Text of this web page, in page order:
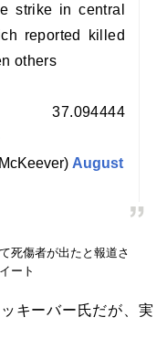
strike in central
reported killed
others
August
死傷者が出たと報道さ
ート
キーバー氏だが、実